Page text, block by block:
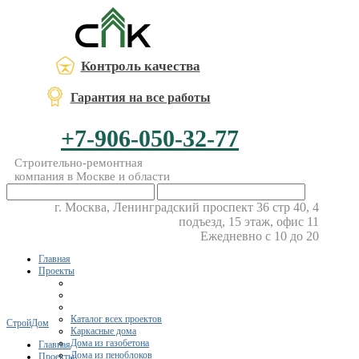
Контроль качества
Гарантия на все работы
+7-906-050-32-77
Строительно-ремонтная
компания в Москве и области
г. Москва, Ленинградский проспект 36 стр 40, 4
подъезд, 15 этаж, офис 11
Ежедневно с 10 до 20
Главная
Проекты
Каталог всех проектов
Каркасные дома
Дома из газобетона
Дома из пеноблоков
СтройДом
Главная
Проекты